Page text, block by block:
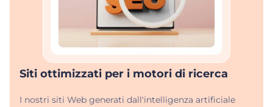
Siti ottimizzati per i motori di ricerca
I nostri siti Web generati dall'intelligenza artificiale